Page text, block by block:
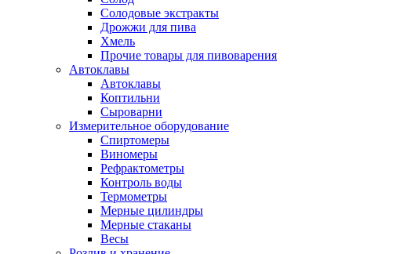
Солодовые экстракты
Дрожжи для пива
Хмель
Прочие товары для пивоварения
Автоклавы
Автоклавы
Коптильни
Сыроварни
Измерительное оборудование
Спиртомеры
Виномеры
Рефрактометры
Контроль воды
Термометры
Мерные цилиндры
Мерные стаканы
Весы